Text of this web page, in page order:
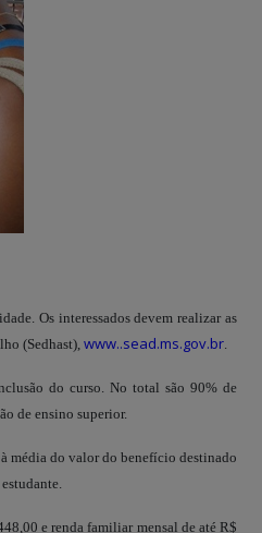
Os interessados devem realizar as
(Sedhast), www..sead.ms.gov.br.
do curso. No total são 90% de
de ensino superior.
média do valor do benefício destinado
e renda familiar mensal de até R$